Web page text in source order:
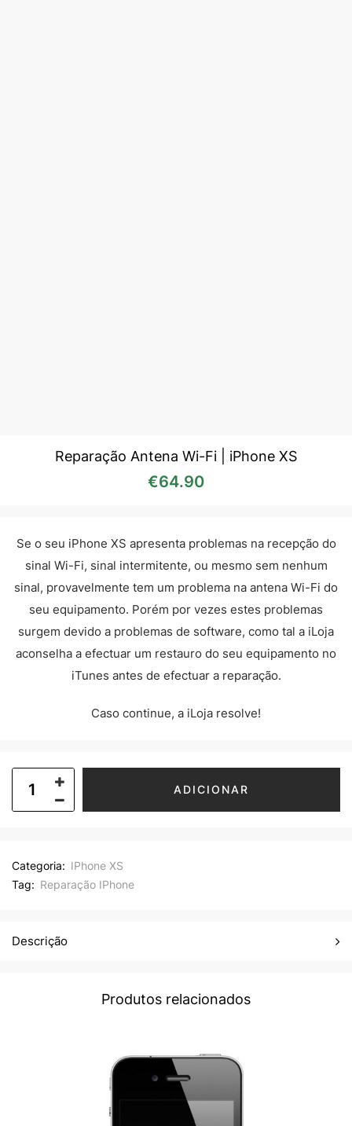
Reparação Antena Wi-Fi | iPhone XS
€64.90
Se o seu iPhone XS apresenta problemas na recepção do
sinal Wi-Fi, sinal intermitente, ou mesmo sem nenhum
sinal, provavelmente tem um problema na antena Wi-Fi do
seu equipamento. Porém por vezes estes problemas
surgem devido a problemas de software, como tal a iLoja
aconselha a efectuar um restauro do seu equipamento no
iTunes antes de efectuar a reparação.
Caso continue, a iLoja resolve!
ADICIONAR
Categoria: IPhone XS
Tag: Reparação IPhone
Descrição
Produtos relacionados